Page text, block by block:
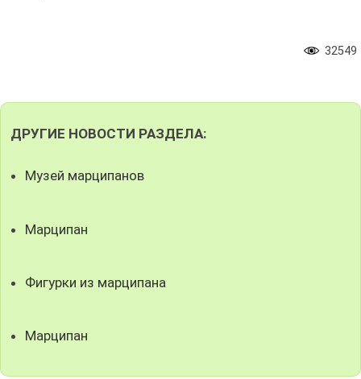
32549
ДРУГИЕ НОВОСТИ РАЗДЕЛА:
Музей марципанов
Марципан
Фигурки из марципана
Марципан